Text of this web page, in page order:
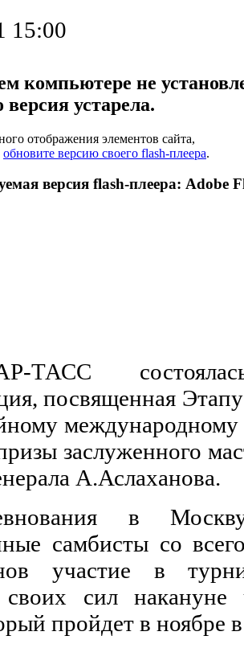
15:00
компьютере не
версия устарела.
отображения элементов сайта,
обновите версию своего flash-плеера.
версия flash-плеера: Adobe
посвященная
международному
заслуженного
А.Аслаханова.
в
самбисты со
участие в
своих сил накануне
пройдет в ноябре